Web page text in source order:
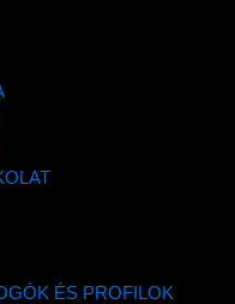
ÉS PROFILOK
mosószeres ronggyal, az